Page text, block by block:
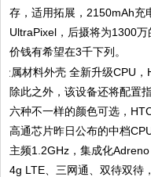
存，适用拓展，2150mAh充
UltraPixel，后摄将为1300万
价钱有希望在3千下列。
除此之外，该设备还将配置
六种不一样的颜色可选，
高通芯片昨日公布的中档
主频1.2GHz，集成化
4g LTE、三网通、双待双待